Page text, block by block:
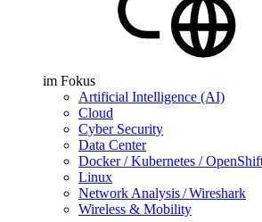
im Fokus
Artificial Intelligence (AI)
Cloud
Cyber Security
Data Center
Docker / Kubernetes /
Linux
Network Analysis / Wireshark
Wireless & Mobility